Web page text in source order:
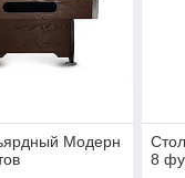
Модерн
8